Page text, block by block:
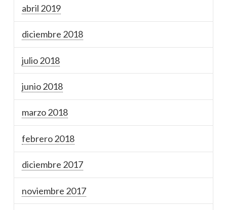
abril 2019
diciembre 2018
julio 2018
junio 2018
marzo 2018
febrero 2018
diciembre 2017
noviembre 2017